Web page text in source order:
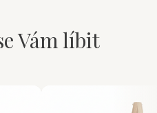
Vám líbit